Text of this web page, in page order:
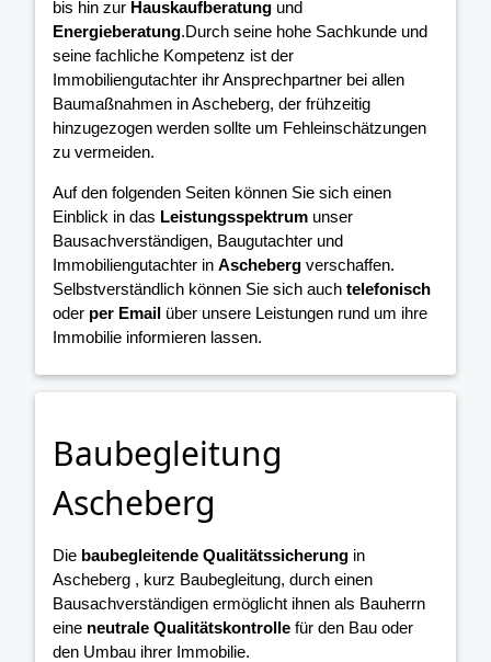
bis hin zur Hauskaufberatung und
Energieberatung.Durch seine hohe Sachkunde und
seine fachliche Kompetenz ist der
Immobiliengutachter ihr Ansprechpartner bei allen
Baumaßnahmen in Ascheberg, der frühzeitig
hinzugezogen werden sollte um Fehleinschätzungen
zu vermeiden.
Auf den folgenden Seiten können Sie sich einen
Einblick in das Leistungsspektrum unser
Bausachverständigen, Baugutachter und
Immobiliengutachter in Ascheberg verschaffen.
Selbstverständlich können Sie sich auch telefonisch
oder per Email über unsere Leistungen rund um ihre
Immobilie informieren lassen.
Baubegleitung
Ascheberg
Die baubegleitende Qualitätssicherung in
Ascheberg , kurz Baubegleitung, durch einen
Bausachverständigen ermöglicht ihnen als Bauherrn
eine neutrale Qualitätskontrolle für den Bau oder
den Umbau ihrer Immobilie.